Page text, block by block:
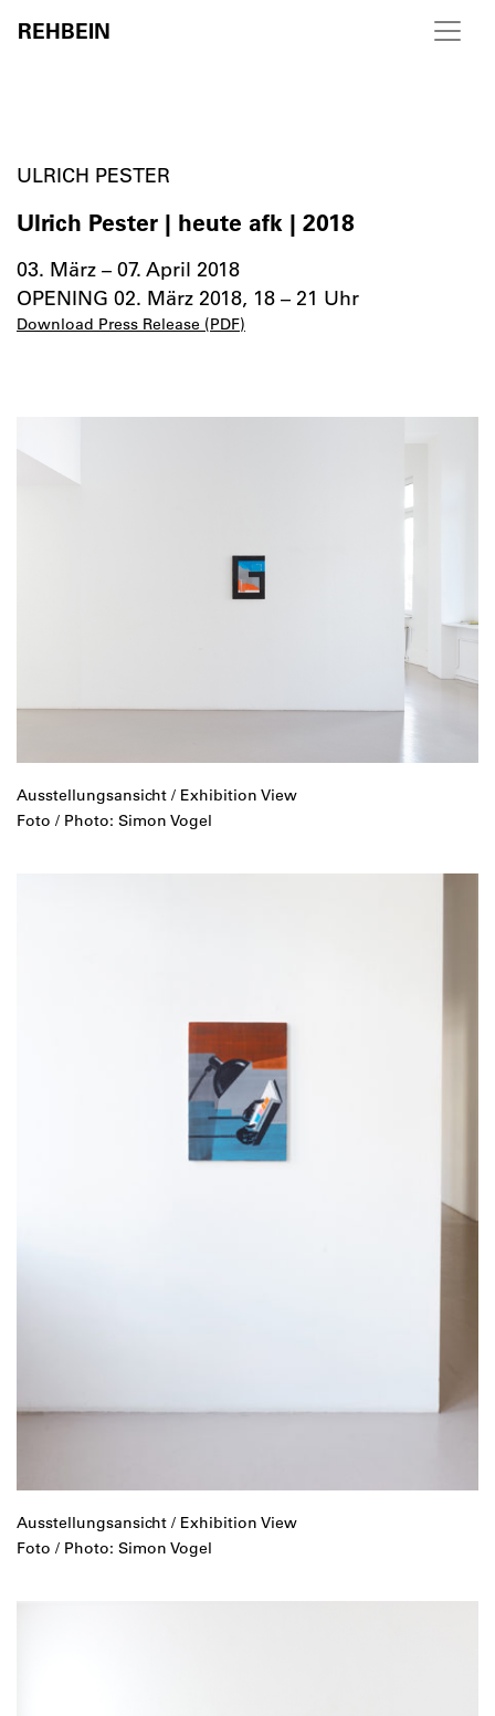
Skip to content
REHBEIN
ULRICH PESTER
Ulrich Pester | heute afk | 2018
03. März – 07. April 2018
OPENING 02. März 2018, 18 – 21 Uhr
Download Press Release (PDF)
Ausstellungsansicht / Exhibition View
Foto / Photo: Simon Vogel
Ausstellungsansicht / Exhibition View
Foto / Photo: Simon Vogel